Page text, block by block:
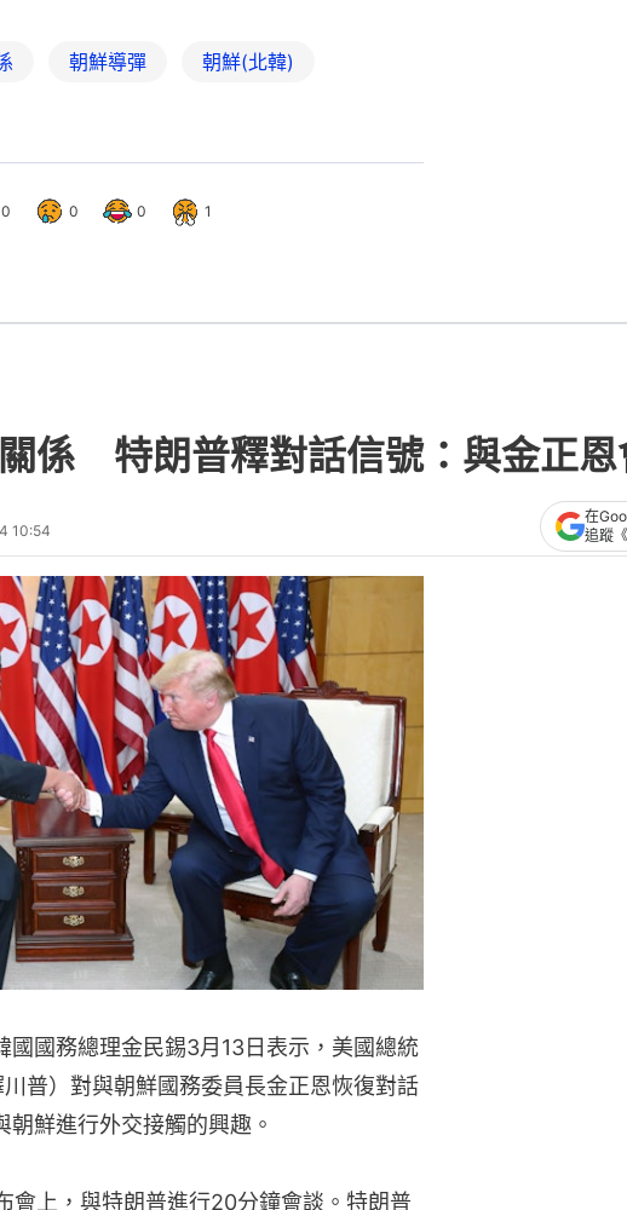
朝鮮導彈 朝鮮(北韓)
0 0 0 1
係 特朗普釋對話信號：與金正恩
10:54
在
追蹤
國國務總理金民錫3月13日表示，美國總統
普）對與朝鮮國務委員長金正恩恢復對話
鮮進行外交接觸的興趣。
會上，與特朗普進行20分鐘會談。特朗普